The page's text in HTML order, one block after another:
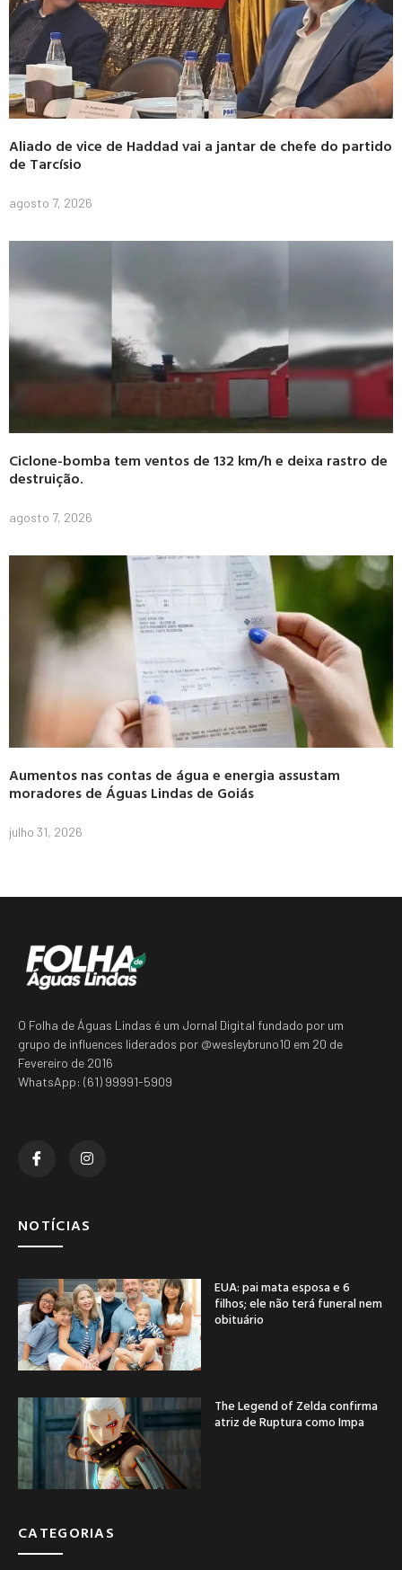
Aliado de vice de Haddad vai a jantar de chefe do partido
de Tarcísio
agosto 7, 2026
Ciclone-bomba tem ventos de 132 km/h e deixa rastro de
destruição.
agosto 7, 2026
Aumentos nas contas de água e energia assustam
moradores de Águas Lindas de Goiás
julho 31, 2026
O Folha de Águas Lindas é um Jornal Digital fundado por um
grupo de influences liderados por @wesleybruno10 em 20 de
Fevereiro de 2016
WhatsApp: (61) 99991-5909
NOTÍCIAS
EUA: pai mata esposa e 6
filhos; ele não terá funeral nem
obituário
The Legend of Zelda confirma
atriz de Ruptura como Impa
CATEGORIAS